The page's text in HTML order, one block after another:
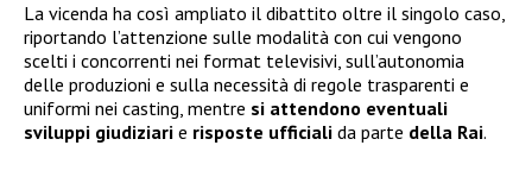
La vicenda ha così ampliato il dibattito oltre il singolo caso,
riportando l’attenzione sulle modalità con cui vengono
scelti i concorrenti nei format televisivi, sull’autonomia
delle produzioni e sulla necessità di regole trasparenti e
uniformi nei casting, mentre si attendono eventuali
sviluppi giudiziari e risposte ufficiali da parte della Rai.